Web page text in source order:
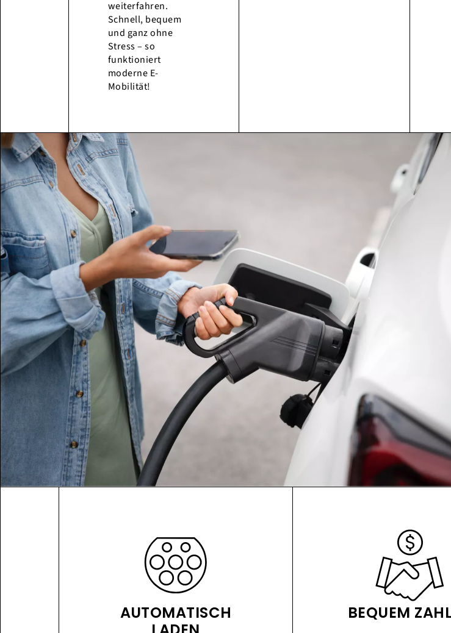
weiterfahren.
Schnell, bequem
und ganz ohne
Stress – so
funktioniert
moderne E-
Mobilität!
AUTOMATISCH
BEQUEM